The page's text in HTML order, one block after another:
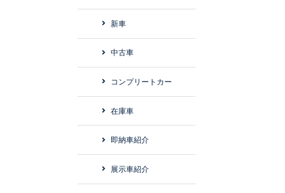
新車
中古車
コンプリートカー
在庫車
即納車紹介
展示車紹介